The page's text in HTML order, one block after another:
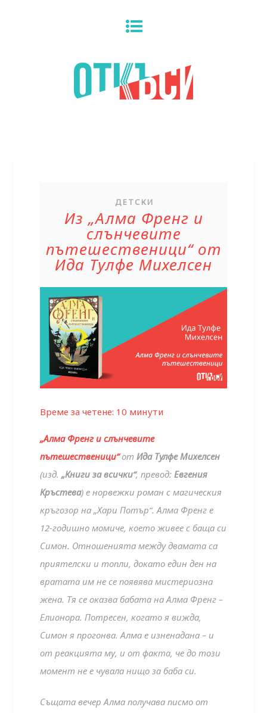
ДЕТСКИ
Из „Алма Френг и
слънчевите
пътешественици“ от
Ида Тулфе Михелсен
Време за четене: 10 минути
„Алма Френг и слънчевите
пътешественици“отИда Тулфе Михелсен
(изд.„Книги за всички“, превод:Евгения
Кръстева) е норвежки роман с магическия
кръгозор на „Хари Потър“. Алма Френг е
12-годишно момиче, което живее с баща си
Симон. Отношенията между двамата са
приятелски и топли, докато един ден на
вратата им не се появява мистериозна
жена. Тя се оказва бабата на Алма Френг –
Елионора. Потресен, когато я вижда,
Симон я прогонва. Алма е изненадана – и
от реакцията му, и от факта, че до този
момент не е чувала нищо за баба си.
Същата вечер Алма получава писмо от